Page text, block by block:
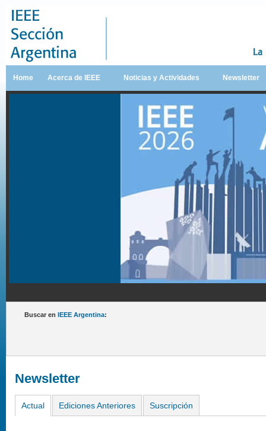
Home Acerca de IEEE Noticias y Actividades Newsletter
Buscar en IEEE Argentina:
Newsletter
Actual Ediciones Anteriores Suscripción